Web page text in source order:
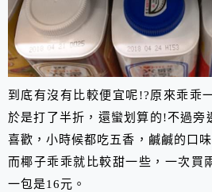
到底有沒有比較便宜呢!?原來乖乖
於是打了半折，還蠻划算的!不過旁
喜歡，小時候都吃五香，鹹鹹的口味
而椰子乖乖就比較甜一些，一次買
一包是16元。